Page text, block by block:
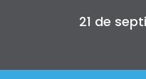
21 de